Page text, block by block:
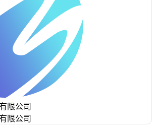
限公司
限公司